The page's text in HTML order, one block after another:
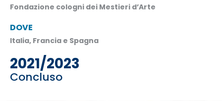
Fondazione cologni dei Mestieri d’Arte
DOVE
Italia, Francia e Spagna
2021/2023
Concluso